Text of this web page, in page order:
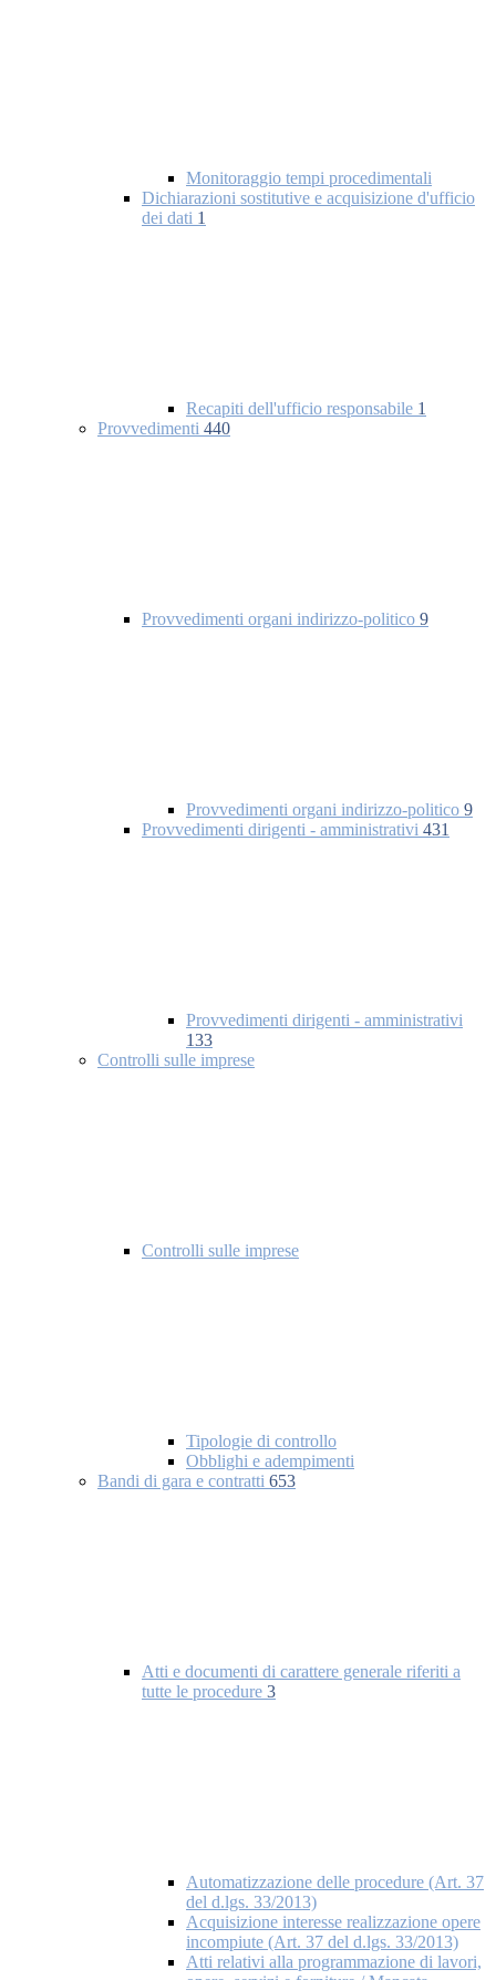
Monitoraggio tempi procedimentali
Dichiarazioni sostitutive e acquisizione d'ufficio
dei dati 1
Recapiti dell'ufficio responsabile 1
Provvedimenti 440
Provvedimenti organi indirizzo-politico 9
Provvedimenti organi indirizzo-politico 9
Provvedimenti dirigenti - amministrativi 431
Provvedimenti dirigenti - amministrativi
133
Controlli sulle imprese
Controlli sulle imprese
Tipologie di controllo
Obblighi e adempimenti
Bandi di gara e contratti 653
Atti e documenti di carattere generale riferiti a
tutte le procedure 3
Automatizzazione delle procedure (Art. 37
del d.lgs. 33/2013)
Acquisizione interesse realizzazione opere
incompiute (Art. 37 del d.lgs. 33/2013)
Atti relativi alla programmazione di lavori,